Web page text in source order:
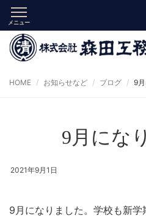
メニュー
HOME お知らせなど ブログ 9
9月にな
2021年9月1日
9月になりました。学校も新